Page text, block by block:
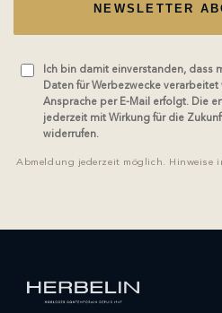
NEWSLETTER
Ich bin damit einverstanden, dass
Daten für Werbezwecke
Ansprache per E-Mail erfolgt. Die
jederzeit mit Wirkung für die
widerrufen.
Abmeldung jederzeit möglich. Hinweise